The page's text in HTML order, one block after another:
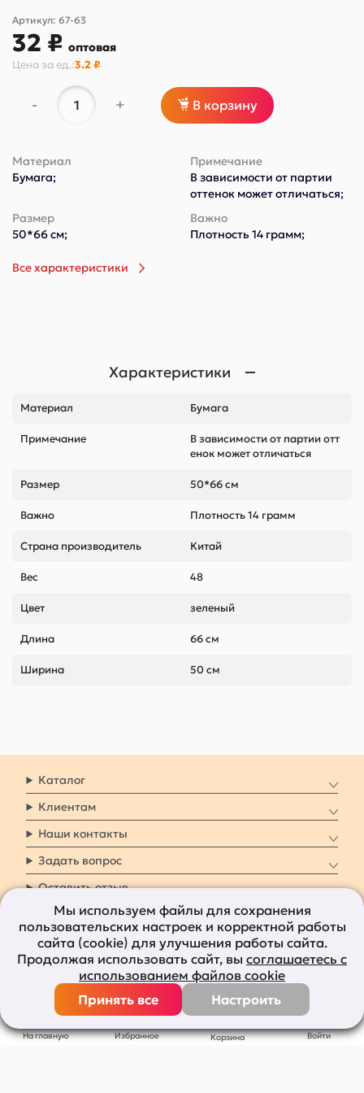
На главную Избранное Корзина Войти
Артикул: 67-63
32 ₽ оптовая
Цена за ед.:3.2 ₽
- + В корзину
Материал
Бумага;
Примечание
В зависимости от партии
оттенок может отличаться;
Размер
50*66 см;
Важно
Плотность 14 грамм;
Все характеристики
Характеристики
Материал Бумага
Примечание
В зависимости от партии отт
енок может отличаться
Размер 50*66 см
Важно Плотность 14 грамм
Страна производитель Китай
Вес 48
Цвет зеленый
Длина 66 см
Ширина 50 см
Каталог
Клиентам
Наши контакты
Задать вопрос
Оставить отзыв
8 800 7009 161 Заказать звонок
Наши социальные
сети
Все права защищены © 2011-2026bolshepodarkov.ru
Мы используем файлы для сохранения
пользовательских настроек и корректной работы
сайта (cookie) для улучшения работы сайта.
Продолжая использовать сайт, вы соглашаетесь с
использованием файлов cookie
Принять все
Настроить